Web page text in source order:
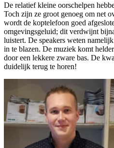
De relatief kleine oorschelpen
Toch zijn ze groot genoeg om net
wordt de koptelefoon goed
omgevingsgeluid; dit verdwijnt
luistert. De speakers weten
in te blazen. De muziek komt
door een lekkere zware bas. De
duidelijk terug te horen!